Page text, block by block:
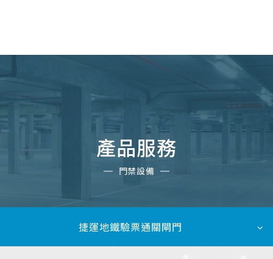
產品服務
門禁設備
捷運地鐵驗票通關閘門